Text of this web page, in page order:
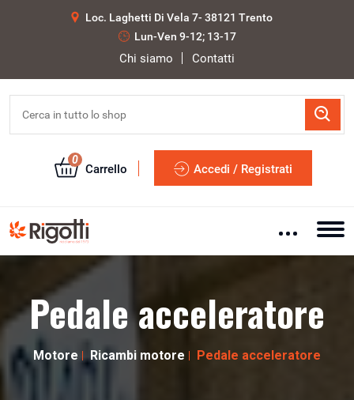
Loc. Laghetti Di Vela 7- 38121 Trento
Lun-Ven 9-12; 13-17
Chi siamo Contatti
0
Carrello Accedi / Registrati
Pedale acceleratore
Motore Ricambi motore Pedale acceleratore